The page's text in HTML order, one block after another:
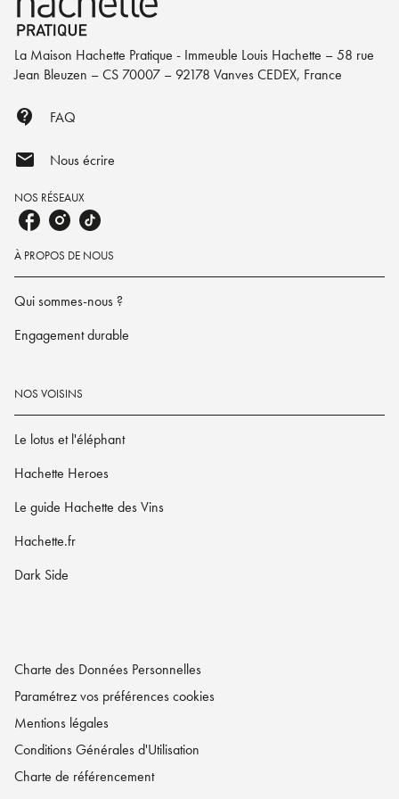
La Maison Hachette Pratique - Immeuble Louis Hachette – 58 rue
Jean Bleuzen – CS 70007 – 92178 Vanves CEDEX, France
contact_support FAQ
mail Nous écrire
NOS RÉSEAUX
À PROPOS DE NOUS
Qui sommes-nous ?
Engagement durable
NOS VOISINS
Le lotus et l'éléphant
Hachette Heroes
Le guide Hachette des Vins
Hachette.fr
Dark Side
Charte des Données Personnelles
Paramétrez vos préférences cookies
Mentions légales
Conditions Générales d'Utilisation
Charte de référencement